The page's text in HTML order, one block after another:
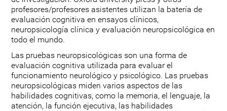
profesores/profesores asistentes utilizan la batería de
evaluación cognitiva en ensayos clínicos,
neuropsicología clínica y evaluación neuropsicológica en
todo el mundo.
Las pruebas neuropsicológicas son una forma de
evaluación cognitiva utilizada para evaluar el
funcionamiento neurológico y psicológico. Las pruebas
neuropsicológicas miden varios aspectos de las
habilidades cognitivas, como la memoria, el lenguaje, la
atención, la función ejecutiva, las habilidades